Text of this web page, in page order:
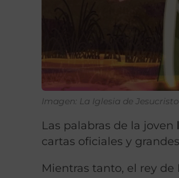
Imagen: La Iglesia de
Las palabras de la joven
cartas oficiales y
Mientras tanto, el rey